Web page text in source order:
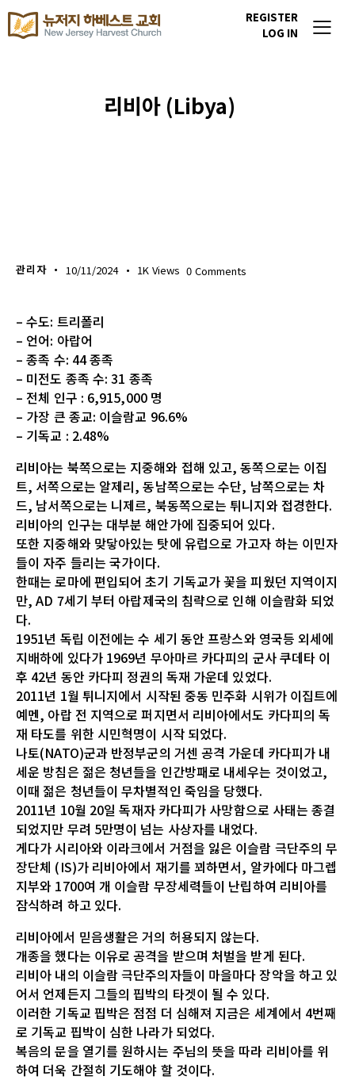
REGISTER
LOG IN
리비아 (Libya)
관리자 10/11/2024 1K Views 0 Comments
– 수도: 트리폴리
– 언어: 아랍어
– 종족 수: 44 종족
– 미전도 종족 수: 31 종족
– 전체 인구 : 6,915,000 명
– 가장 큰 종교: 이슬람교 96.6%
– 기독교 : 2.48%
리비아는 북쪽으로는 지중해와 접해 있고, 동쪽으로는 이집
트, 서쪽으로는 알제리, 동남쪽으로는 수단, 남쪽으로는 차
드, 남서쪽으로는 니제르, 북동쪽으로는 튀니지와 접경한다.
리비아의 인구는 대부분 해안가에 집중되어 있다.
또한 지중해와 맞닿아있는 탓에 유럽으로 가고자 하는 이민자
들이 자주 들리는 국가이다.
한때는 로마에 편입되어 초기 기독교가 꽃을 피웠던 지역이지
만, AD 7세기 부터 아랍제국의 침략으로 인해 이슬람화 되었
다.
1951년 독립 이전에는 수 세기 동안 프랑스와 영국등 외세에
지배하에 있다가 1969년 무아마르 카다피의 군사 쿠데타 이
후 42년 동안 카다피 정권의 독재 가운데 있었다.
2011년 1월 튀니지에서 시작된 중동 민주화 시위가 이집트에
예멘, 아랍 전 지역으로 퍼지면서 리비아에서도 카다피의 독
재 타도를 위한 시민혁명이 시작 되었다.
나토(NATO)군과 반정부군의 거센 공격 가운데 카다피가 내
세운 방침은 젊은 청년들을 인간방패로 내세우는 것이었고,
이때 젊은 청년들이 무차별적인 죽임을 당했다.
2011년 10월 20일 독재자 카다피가 사망함으로 사태는 종결
되었지만 무려 5만명이 넘는 사상자를 내었다.
게다가 시리아와 이라크에서 거점을 잃은 이슬람 극단주의 무
장단체 (IS)가 리비아에서 재기를 꾀하면서, 알카에다 마그렙
지부와 1700여 개 이슬람 무장세력들이 난립하여 리비아를
잠식하려 하고 있다.
리비아에서 믿음생활은 거의 허용되지 않는다.
개종을 했다는 이유로 공격을 받으며 처벌을 받게 된다.
리비아 내의 이슬람 극단주의자들이 마을마다 장악을 하고 있
어서 언제든지 그들의 핍박의 타겟이 될 수 있다.
이러한 기독교 핍박은 점점 더 심해져 지금은 세계에서 4번째
로 기독교 핍박이 심한 나라가 되었다.
복음의 문을 열기를 원하시는 주님의 뜻을 따라 리비아를 위
하여 더욱 간절히 기도해야 할 것이다.